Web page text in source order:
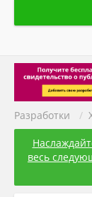
Разработки /
весь